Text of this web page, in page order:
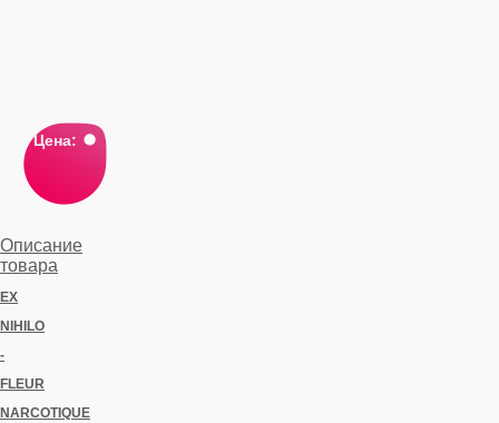
Цена:
Описание
товара
EX
NIHILO
-
FLEUR
NARCOTIQUE